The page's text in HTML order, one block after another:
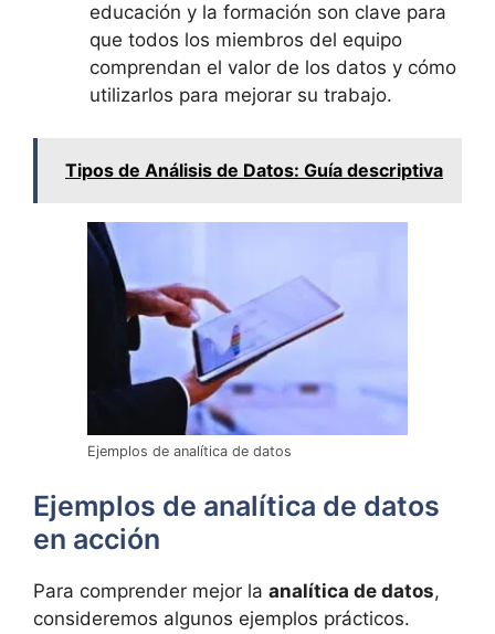
educación y la formación son clave para
que todos los miembros del equipo
comprendan el valor de los datos y cómo
utilizarlos para mejorar su trabajo.
Tipos de Análisis de Datos: Guía descriptiva
Ejemplos de analítica de datos
Ejemplos de analítica de datos
en acción
Para comprender mejor la analítica de datos,
consideremos algunos ejemplos prácticos.